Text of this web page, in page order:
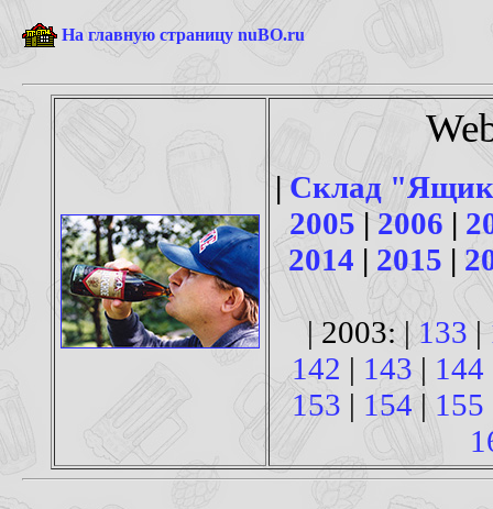
На главную страницу nuBO.ru
| Склад
2005|2006 |
2014 | 2015 |
| 2003: | 133 |
142 | 143 | 144
153 | 154 | 155